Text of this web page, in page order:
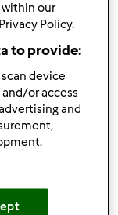
within our
Policy.
to provide:
device
or access
and